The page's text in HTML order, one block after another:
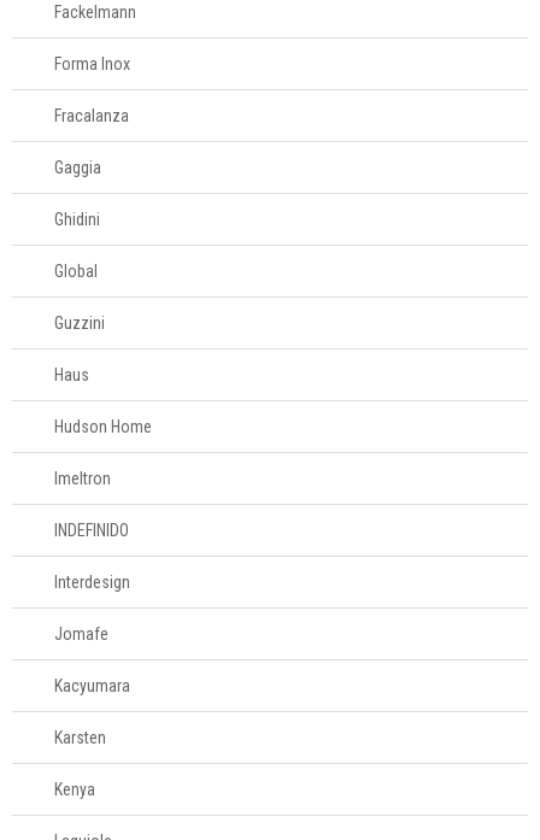
Fackelmann
Forma Inox
Fracalanza
Gaggia
Ghidini
Global
Guzzini
Haus
Hudson Home
Imeltron
INDEFINIDO
Interdesign
Jomafe
Kacyumara
Karsten
Kenya